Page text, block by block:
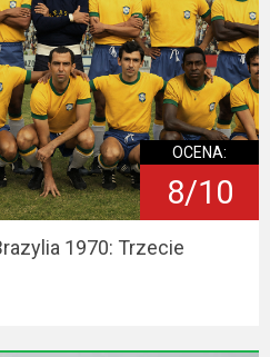
OCENA:
8/10
1970: Trzecie